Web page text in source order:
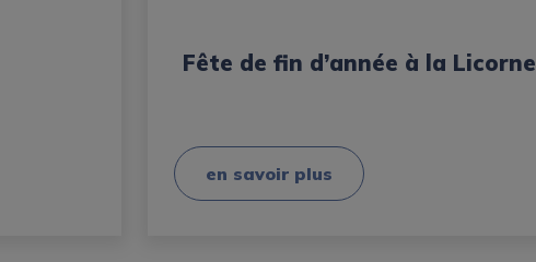
Fête de fin d’année à la Licorne
en savoir plus